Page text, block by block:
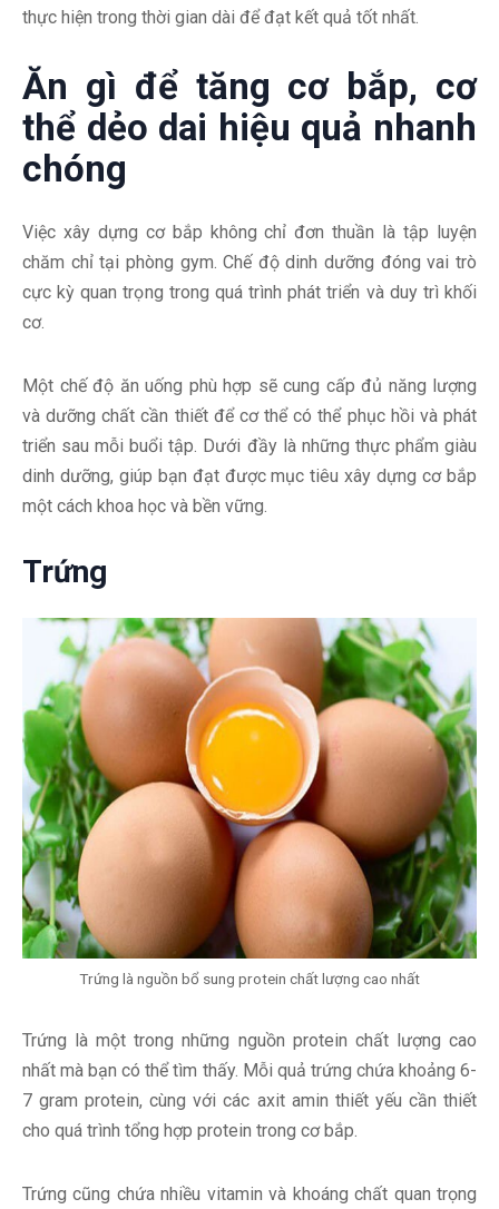
thực hiện trong thời gian dài để đạt kết quả tốt nhất.
Ăn gì để tăng cơ bắp, cơ
thể dẻo dai hiệu quả nhanh
chóng
Việc xây dựng cơ bắp không chỉ đơn thuần là tập luyện
chăm chỉ tại phòng gym. Chế độ dinh dưỡng đóng vai trò
cực kỳ quan trọng trong quá trình phát triển và duy trì khối
cơ.
Một chế độ ăn uống phù hợp sẽ cung cấp đủ năng lượng
và dưỡng chất cần thiết để cơ thể có thể phục hồi và phát
triển sau mỗi buổi tập. Dưới đầy là những thực phẩm giàu
dinh dưỡng, giúp bạn đạt được mục tiêu xây dựng cơ bắp
một cách khoa học và bền vững.
Trứng
Trứng là nguồn bổ sung protein chất lượng cao nhất
Trứng là một trong những nguồn protein chất lượng cao
nhất mà bạn có thể tìm thấy. Mỗi quả trứng chứa khoảng 6-
7 gram protein, cùng với các axit amin thiết yếu cần thiết
cho quá trình tổng hợp protein trong cơ bắp.
Trứng cũng chứa nhiều vitamin và khoáng chất quan trọng